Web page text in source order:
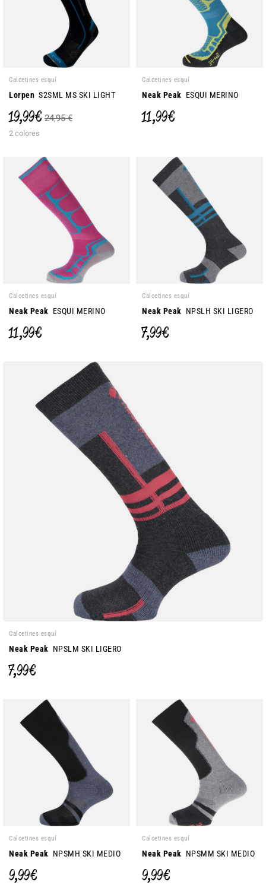
Calcetines esquí
Lorpen S2SML MS SKI LIGHT
19,99 € 24,95 €
2 colores
Calcetines esquí
Neak Peak ESQUI MERINO
11,99 €
Calcetines esquí
Neak Peak ESQUI MERINO
11,99 €
Calcetines esquí
Neak Peak NPSLH SKI LIGERO
7,99 €
Calcetines esquí
Neak Peak NPSLM SKI LIGERO
7,99 €
Calcetines esquí
Neak Peak NPSMH SKI MEDIO
9,99 €
Calcetines esquí
Neak Peak NPSMM SKI MEDIO
9,99 €